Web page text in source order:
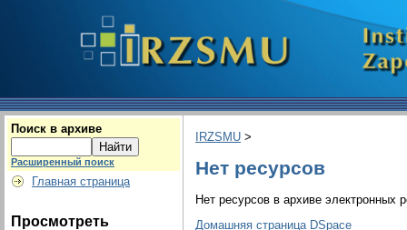
Поиск в архиве
Расширенный поиск
Главная страница
Просмотреть
IRZSMU >
Нет ресурсов
Нет ресурсов в архиве электронных
Домашняя страница DSpace